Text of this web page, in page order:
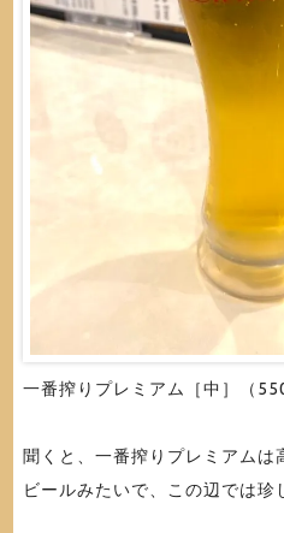
一番搾りプレミアム［中］（
聞くと、一番搾りプレミアムは
ビールみたいで、この辺では珍